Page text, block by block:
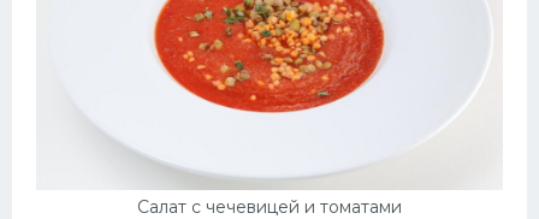
Салат с чечевицей и томатами